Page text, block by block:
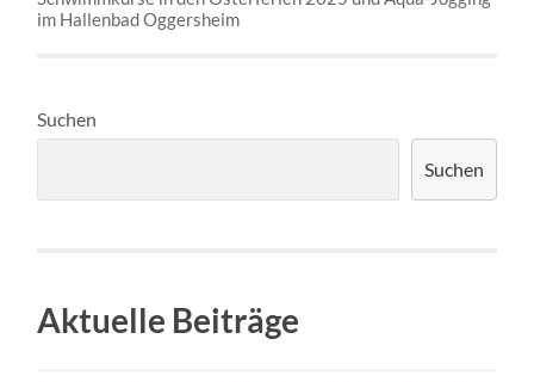
im Hallenbad Oggersheim
Suchen
Suchen
Aktuelle Beiträge